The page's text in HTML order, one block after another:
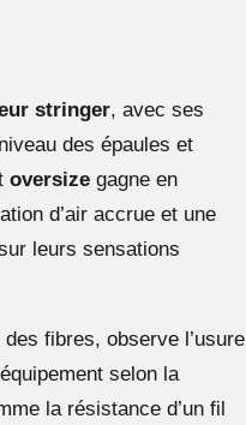
stringer, avec ses
des épaules et
oversize gagne en
d’air accrue et une
leurs sensations
fibres, observe l’usure
selon la
la résistance d’un fil